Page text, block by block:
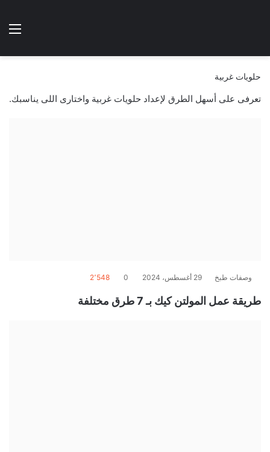
الوضع
حلويات غربية
تعرفى على أسهل الطرق لإعداد حلويات غربية واختارى اللى يناسبك.
وصفات طبخ 29 أغسطس، 2024 0 2٬548
طريقة عمل المولتن كيك بـ 7 طرق مختلفة